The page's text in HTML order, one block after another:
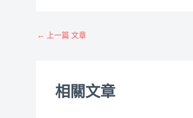
← 上一篇 文章
相關文章